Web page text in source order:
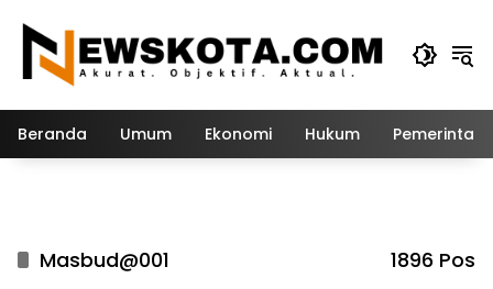
konten
Beranda Umum Ekonomi Hukum
Masbud@001 1896 Pos